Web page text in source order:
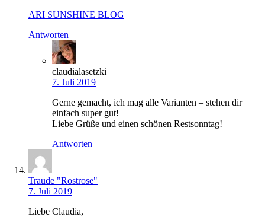
ARI SUNSHINE BLOG
Antworten
claudialasetzki
7. Juli 2019
Gerne gemacht, ich mag alle Varianten – stehen dir
einfach super gut!
Liebe Grüße und einen schönen Restsonntag!
Antworten
Traude "Rostrose"
7. Juli 2019
Liebe Claudia,